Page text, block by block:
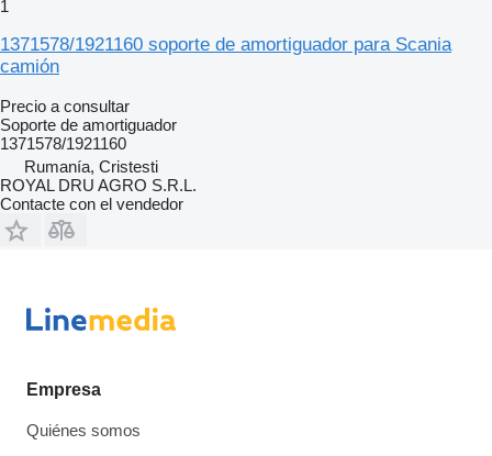
1
1371578/1921160 soporte de amortiguador para Scania
camión
Precio a consultar
Soporte de amortiguador
1371578/1921160
Rumanía, Cristesti
ROYAL DRU AGRO S.R.L.
Contacte con el vendedor
Empresa
Quiénes somos